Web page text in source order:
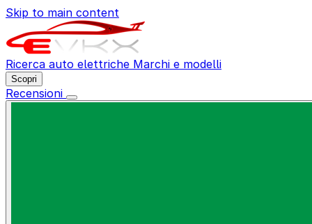
Skip to main content
Ricerca auto elettriche Marchi e modelli
Scopri
Recensioni